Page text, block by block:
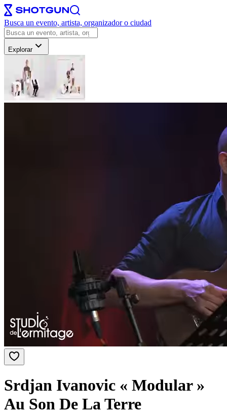
Busca un evento, artista, organizador o ciudad
Explorar
Srdjan Ivanovic « Modular »
Au Son De La Terre